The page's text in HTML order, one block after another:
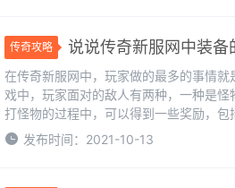
传奇攻略 说说传奇新服网中装备
在传奇新服网中，玩家做的最多的事情
戏中，玩家面对的敌人有两种，一种是
打怪物的过程中，可以得到一些奖励，包
发布时间：2021-10-13